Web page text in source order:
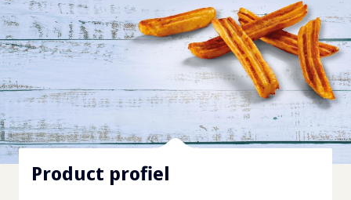
Product profiel